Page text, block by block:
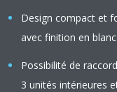
Design compact et
avec finition en
Possibilité de
3 unités intérieures